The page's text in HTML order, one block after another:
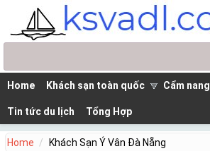
Skip to main content
Home Khách sạn toàn quốc Cẩm nang
Tin tức du lịch Tổng Hợp
Home Khách Sạn Ý Vân Đà Nẵng